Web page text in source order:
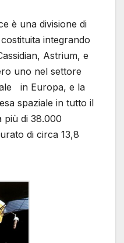
è una divisione di
integrando
Astrium, e
uno nel settore
in Europa, e la
spaziale in tutto il
più di 38.000
di circa 13,8